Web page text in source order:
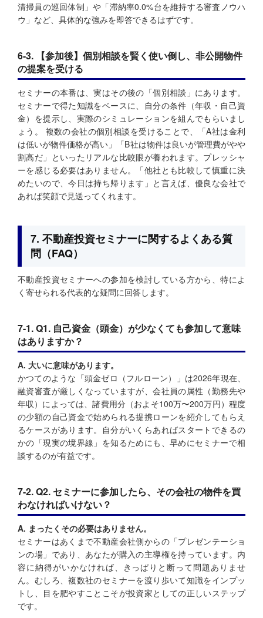
清掃員の巡回体制」や「滞納率0.0%台を維持する審査ノウハ
ウ」など、具体的な強みを即答できるはずです。
6-3. 【参加後】個別相談を賢く使い倒し、非公開物件
の提案を受ける
セミナーの本番は、実はその後の「個別相談」にあります。
セミナーで得た知識をベースに、自分の条件（年収・自己資
金）を提示し、実際のシミュレーションを組んでもらいまし
ょう。 複数の会社の個別相談を受けることで、「A社は金利
は低いが物件価格が高い」「B社は物件は良いが管理費がやや
割高だ」といったリアルな比較眼が養われます。プレッシャ
ーを感じる必要はありません。「他社とも比較して慎重に決
めたいので、今日は持ち帰ります」と言えば、優良な会社で
あれば笑顔で見送ってくれます。
7. 不動産投資セミナーに関するよくある質
問（FAQ）
不動産投資セミナーへの参加を検討している方から、特によ
く寄せられる代表的な疑問に回答します。
7-1. Q1. 自己資金（頭金）が少なくても参加して意味
はありますか？
A. 大いに意味があります。
かつてのような「頭金ゼロ（フルローン）」は2026年現在、
融資審査が厳しくなっていますが、会社員の属性（勤務先や
年収）によっては、諸費用分（およそ100万〜200万円）程度
の少額の自己資金で始められる提携ローンを紹介してもらえ
るケースがあります。自分がいくらあればスタートできるの
かの「現実の境界線」を知るためにも、早めにセミナーで相
談するのが有益です。
7-2. Q2. セミナーに参加したら、その会社の物件を買
わなければいけない？
A. まったくその必要はありません。
セミナーはあくまで不動産会社側からの「プレゼンテーショ
ンの場」であり、あなたが購入の主導権を持っています。内
容に納得がいかなければ、きっぱりと断って問題ありませ
ん。むしろ、複数社のセミナーを渡り歩いて知識をインプッ
トし、目を肥やすことこそが投資家としての正しいステップ
です。